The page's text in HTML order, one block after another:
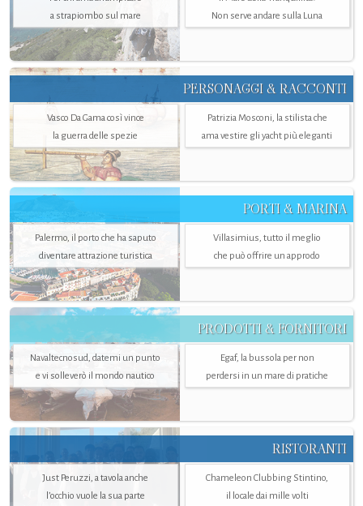
a strapiombo sul mare
Non serve andare sulla Luna
PERSONAGGI & RACCONTI
Vasco Da Gama così vince
la guerra delle spezie
Patrizia Mosconi, la stilista che
ama vestire gli yacht più eleganti
PORTI & MARINA
Palermo, il porto che ha saputo
diventare attrazione turistica
Villasimius, tutto il meglio
che può offrire un approdo
PRODOTTI & FORNITORI
Navaltecnosud, datemi un punto
e vi solleverò il mondo nautico
Egaf, la bussola per non
perdersi in un mare di pratiche
RISTORANTI
Just Peruzzi, a tavola anche
l’occhio vuole la sua parte
Chameleon Clubbing Stintino,
il locale dai mille volti